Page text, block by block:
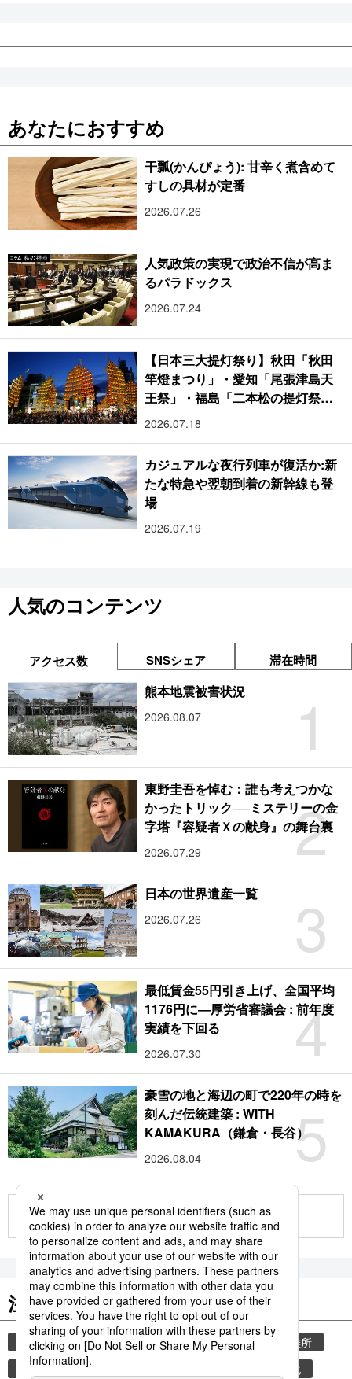
あなたにおすすめ
干瓢(かんぴょう): 甘辛く煮含めて
すしの具材が定番
2026.07.26
人気政策の実現で政治不信が高ま
るパラドックス
2026.07.24
【日本三大提灯祭り】秋田「秋田
竿燈まつり」・愛知「尾張津島天
王祭」・福島「二本松の提灯祭
り」:おびただしい灯火が夜空を照
2026.07.18
カジュアルな夜行列車が復活か:新
たな特急や翌朝到着の新幹線も登
場
2026.07.19
人気のコンテンツ
アクセス数 SNSシェア 滞在時間
1
熊本地震被害状況
2026.08.07
2
東野圭吾を悼む：誰も考えつかな
かったトリック──ミステリーの金
字塔『容疑者Ｘの献身』の舞台裏
2026.07.29
3
日本の世界遺産一覧
2026.07.26
4
最低賃金55円引き上げ、全国平均
1176円に―厚労省審議会 : 前年度
実績を下回る
2026.07.30
5
豪雪の地と海辺の町で220年の時を
刻んだ伝統建築 : WITH
KAMAKURA（鎌倉・長谷）
2026.08.04
もっと見る
注目のキーワード
共同通信ニュース 気象・災害 災害
避難所
自然災害
少子高齢化